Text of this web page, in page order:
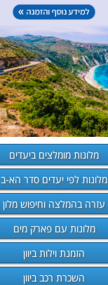
מלונות מומלצים ביעדים
מלונות לפי יעדים סדר הא-ב
עזרה בהמלצה וחיפוש מלון
מלונות עם פארק מים
הזמנת וילות ביוון
השכרת רכב ביוון